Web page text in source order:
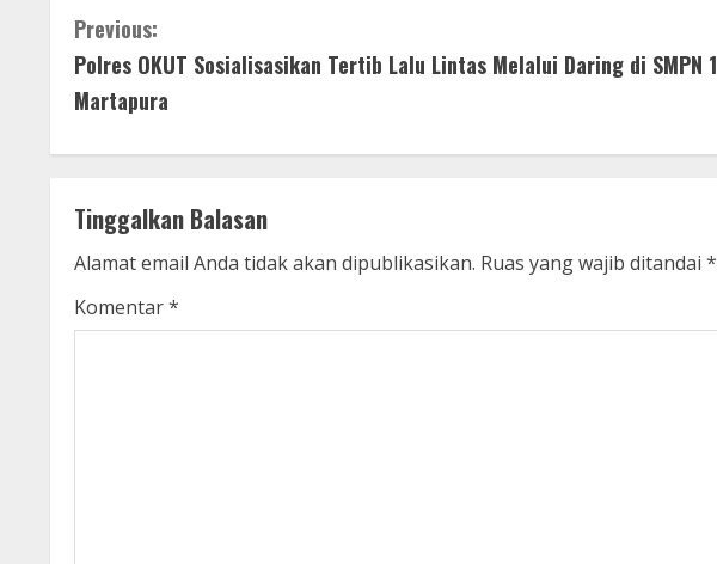
C
o
i
n
u
Previous:
Polres OKUT Sosialisasikan Tertib Lalu Lintas Melalui Daring di SMPN 1
Martapura
Tinggalkan Balasan
Alamat email Anda tidak akan dipublikasikan. Ruas yang wajib ditandai *
Komentar*